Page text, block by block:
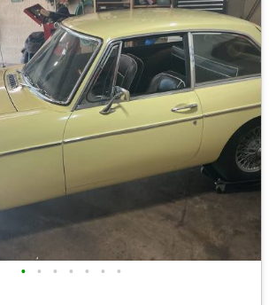
• • • • • • •